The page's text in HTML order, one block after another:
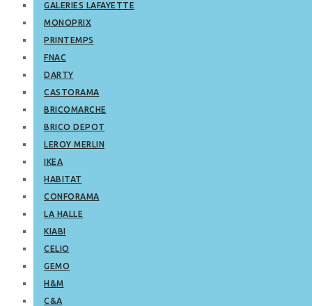
GALERIES LAFAYETTE
MONOPRIX
PRINTEMPS
FNAC
DARTY
CASTORAMA
BRICOMARCHE
BRICO DEPOT
LEROY MERLIN
IKEA
HABITAT
CONFORAMA
LA HALLE
KIABI
CELIO
GEMO
H&M
C&A